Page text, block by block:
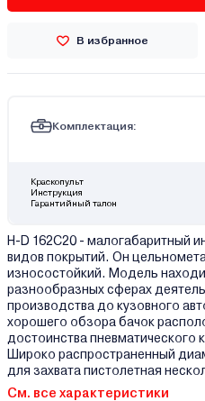
В избранное
Комплектация:
Краскопульт
Инструкция
Гарантийный талон
H-D 162C20 - малогабаритный
видов покрытий. Он
износостойкий. Модель
разнообразных сферах
производства до кузовного
хорошего обзора бачок
достоинства
Широко распространенный
для захвата пистолетная
См. все характеристики